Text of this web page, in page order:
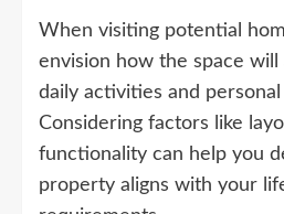
When visiting potential
envision how the space
daily activities and personal
Considering factors like
functionality can help you
property aligns with your